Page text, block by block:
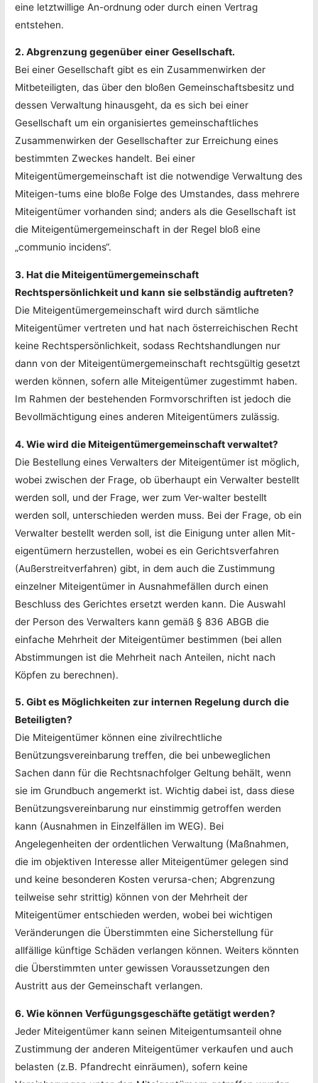
eine letztwillige An-ordnung oder durch einen Vertrag
entstehen.
2. Abgrenzung gegenüber einer Gesellschaft.
Bei einer Gesellschaft gibt es ein Zusammenwirken der
Mitbeteiligten, das über den bloßen Gemeinschaftsbesitz und
dessen Verwaltung hinausgeht, da es sich bei einer
Gesellschaft um ein organisiertes gemeinschaftliches
Zusammenwirken der Gesellschafter zur Erreichung eines
bestimmten Zweckes handelt. Bei einer
Miteigentümergemeinschaft ist die notwendige Verwaltung des
Miteigen-tums eine bloße Folge des Umstandes, dass mehrere
Miteigentümer vorhanden sind; anders als die Gesellschaft ist
die Miteigentümergemeinschaft in der Regel bloß eine
„communio incidens“.
3. Hat die Miteigentümergemeinschaft
Rechtspersönlichkeit und kann sie selbständig auftreten?
Die Miteigentümergemeinschaft wird durch sämtliche
Miteigentümer vertreten und hat nach österreichischen Recht
keine Rechtspersönlichkeit, sodass Rechtshandlungen nur
dann von der Miteigentümergemeinschaft rechtsgültig gesetzt
werden können, sofern alle Miteigentümer zugestimmt haben.
Im Rahmen der bestehenden Formvorschriften ist jedoch die
Bevollmächtigung eines anderen Miteigentümers zulässig.
4. Wie wird die Miteigentümergemeinschaft verwaltet?
Die Bestellung eines Verwalters der Miteigentümer ist möglich,
wobei zwischen der Frage, ob überhaupt ein Verwalter bestellt
werden soll, und der Frage, wer zum Ver-walter bestellt
werden soll, unterschieden werden muss. Bei der Frage, ob ein
Verwalter bestellt werden soll, ist die Einigung unter allen Mit-
eigentümern herzustellen, wobei es ein Gerichtsverfahren
(Außerstreitverfahren) gibt, in dem auch die Zustimmung
einzelner Miteigentümer in Ausnahmefällen durch einen
Beschluss des Gerichtes ersetzt werden kann. Die Auswahl
der Person des Verwalters kann gemäß § 836 ABGB die
einfache Mehrheit der Miteigentümer bestimmen (bei allen
Abstimmungen ist die Mehrheit nach Anteilen, nicht nach
Köpfen zu berechnen).
5. Gibt es Möglichkeiten zur internen Regelung durch die
Beteiligten?
Die Miteigentümer können eine zivilrechtliche
Benützungsvereinbarung treffen, die bei unbeweglichen
Sachen dann für die Rechtsnachfolger Geltung behält, wenn
sie im Grundbuch angemerkt ist. Wichtig dabei ist, dass diese
Benützungsvereinbarung nur einstimmig getroffen werden
kann (Ausnahmen in Einzelfällen im WEG). Bei
Angelegenheiten der ordentlichen Verwaltung (Maßnahmen,
die im objektiven Interesse aller Miteigentümer gelegen sind
und keine besonderen Kosten verursa-chen; Abgrenzung
teilweise sehr strittig) können von der Mehrheit der
Miteigentümer entschieden werden, wobei bei wichtigen
Veränderungen die Überstimmten eine Sicherstellung für
allfällige künftige Schäden verlangen können. Weiters könnten
die Überstimmten unter gewissen Voraussetzungen den
Austritt aus der Gemeinschaft verlangen.
6. Wie können Verfügungsgeschäfte getätigt werden?
Jeder Miteigentümer kann seinen Miteigentumsanteil ohne
Zustimmung der anderen Miteigentümer verkaufen und auch
belasten (z.B. Pfandrecht einräumen), sofern keine